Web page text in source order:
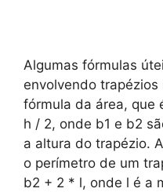
Algumas fórmulas
envolvendo
fórmula da área, que
h / 2, onde b1 e b2
a altura do trapézio.
o perímetro de um
b2 + 2 * l, onde l é a